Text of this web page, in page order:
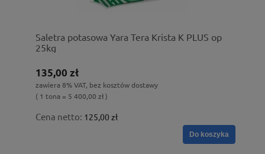
Saletra potasowa Yara Tera Krista K PLUS op
25kg
135,00 zł
zawiera 8% VAT, bez kosztów dostawy
( 1 tona = 5 400,00 zł )
Cena netto: 125,00 zł
Do koszyka